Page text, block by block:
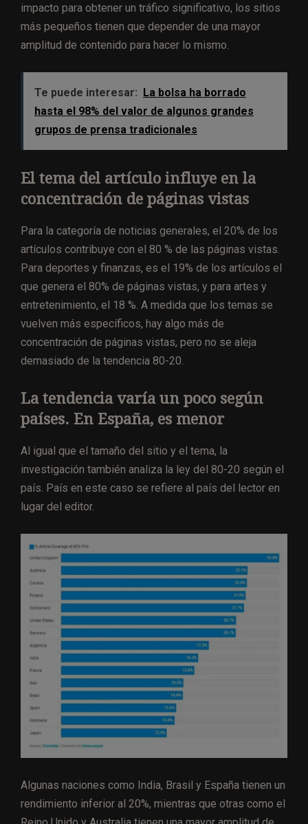
impacto para obtener un tráfico significativo, los sitios
más pequeños tienen que depender de una mayor
amplitud de contenido para hacer lo mismo.
Te puede interesar: La bolsa ha borrado
hasta el 98% del valor de algunos grandes
grupos de prensa tradicionales
El tema del artículo influye en la
concentración de páginas vistas
Para la categoría de noticias generales, el 20% de los
artículos contribuye con el 80 % de las páginas vistas.
Para deportes y finanzas, es el 19% de los artículos el
que genera el 80% de páginas vistas, y para artes y
entretenimiento, el 18 %. A medida que los temas se
vuelven más específicos, hay algo más de
concentración de páginas vistas, pero no se aleja
demasiado de la tendencia 80-20.
La tendencia varía un poco según
países. En España, es menor
Al igual que el tamaño del sitio y el tema, la
investigación también analiza la ley del 80-20 según el
país. País en este caso se refiere al país del lector en
lugar del editor.
Algunas naciones como India, Brasil y España tienen un
rendimiento inferior al 20%, mientras que otras como el